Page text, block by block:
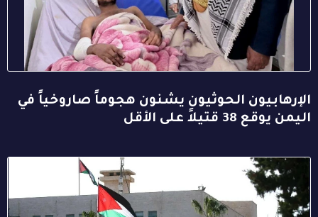
الإرهابيون الحوثيون يشنون هجوماً صاروخياً في
اليمن يوقع 38 قتيلاً على الأقل